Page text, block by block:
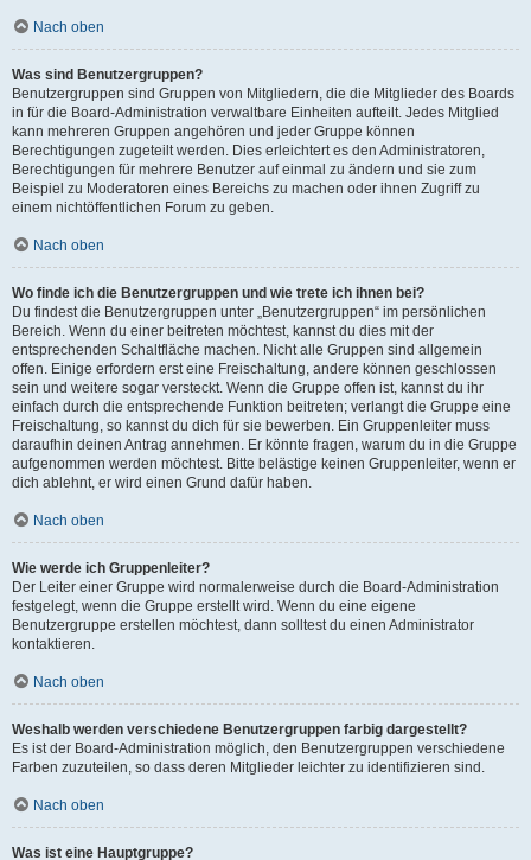
Nach oben
Was sind Benutzergruppen?
Benutzergruppen sind Gruppen von Mitgliedern, die die Mitglieder des Boards
in für die Board-Administration verwaltbare Einheiten aufteilt. Jedes Mitglied
kann mehreren Gruppen angehören und jeder Gruppe können
Berechtigungen zugeteilt werden. Dies erleichtert es den Administratoren,
Berechtigungen für mehrere Benutzer auf einmal zu ändern und sie zum
Beispiel zu Moderatoren eines Bereichs zu machen oder ihnen Zugriff zu
einem nichtöffentlichen Forum zu geben.
Nach oben
Wo finde ich die Benutzergruppen und wie trete ich ihnen bei?
Du findest die Benutzergruppen unter „Benutzergruppen“ im persönlichen
Bereich. Wenn du einer beitreten möchtest, kannst du dies mit der
entsprechenden Schaltfläche machen. Nicht alle Gruppen sind allgemein
offen. Einige erfordern erst eine Freischaltung, andere können geschlossen
sein und weitere sogar versteckt. Wenn die Gruppe offen ist, kannst du ihr
einfach durch die entsprechende Funktion beitreten; verlangt die Gruppe eine
Freischaltung, so kannst du dich für sie bewerben. Ein Gruppenleiter muss
daraufhin deinen Antrag annehmen. Er könnte fragen, warum du in die Gruppe
aufgenommen werden möchtest. Bitte belästige keinen Gruppenleiter, wenn er
dich ablehnt, er wird einen Grund dafür haben.
Nach oben
Wie werde ich Gruppenleiter?
Der Leiter einer Gruppe wird normalerweise durch die Board-Administration
festgelegt, wenn die Gruppe erstellt wird. Wenn du eine eigene
Benutzergruppe erstellen möchtest, dann solltest du einen Administrator
kontaktieren.
Nach oben
Weshalb werden verschiedene Benutzergruppen farbig dargestellt?
Es ist der Board-Administration möglich, den Benutzergruppen verschiedene
Farben zuzuteilen, so dass deren Mitglieder leichter zu identifizieren sind.
Nach oben
Was ist eine Hauptgruppe?